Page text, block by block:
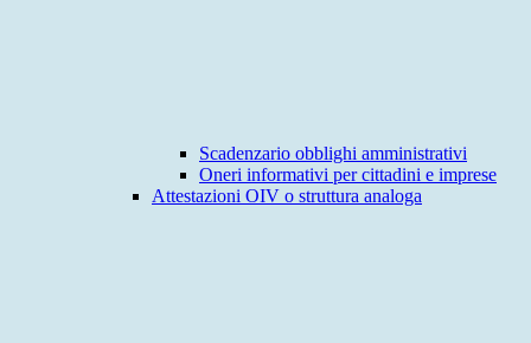
Scadenzario obblighi amministrativi
Oneri informativi per cittadini e imprese
Attestazioni OIV o struttura analoga